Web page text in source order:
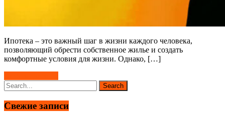
Ипотека – это важный шаг в жизни каждого человека,
позволяющий обрести собственное жилье и создать
комфортные условия для жизни. Однако, […]
Свежие записи